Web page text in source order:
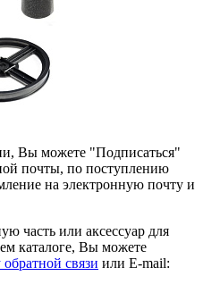
Вы можете "Подписаться"
почты, по поступлению
на электронную почту и
часть или аксессуар для
каталоге, Вы можете
связи или E-mail: